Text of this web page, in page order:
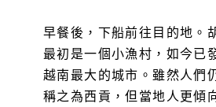
早餐後，下船前往目的地。
最初是一個小漁村，如今已
越南最大的城市。雖然人們
稱之為西貢，但當地人更傾